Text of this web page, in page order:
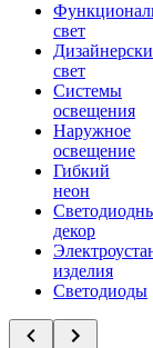
свет
свет
Системы
освещения
Наружное
освещение
Гибкий
неон
декор
изделия
Светодиоды